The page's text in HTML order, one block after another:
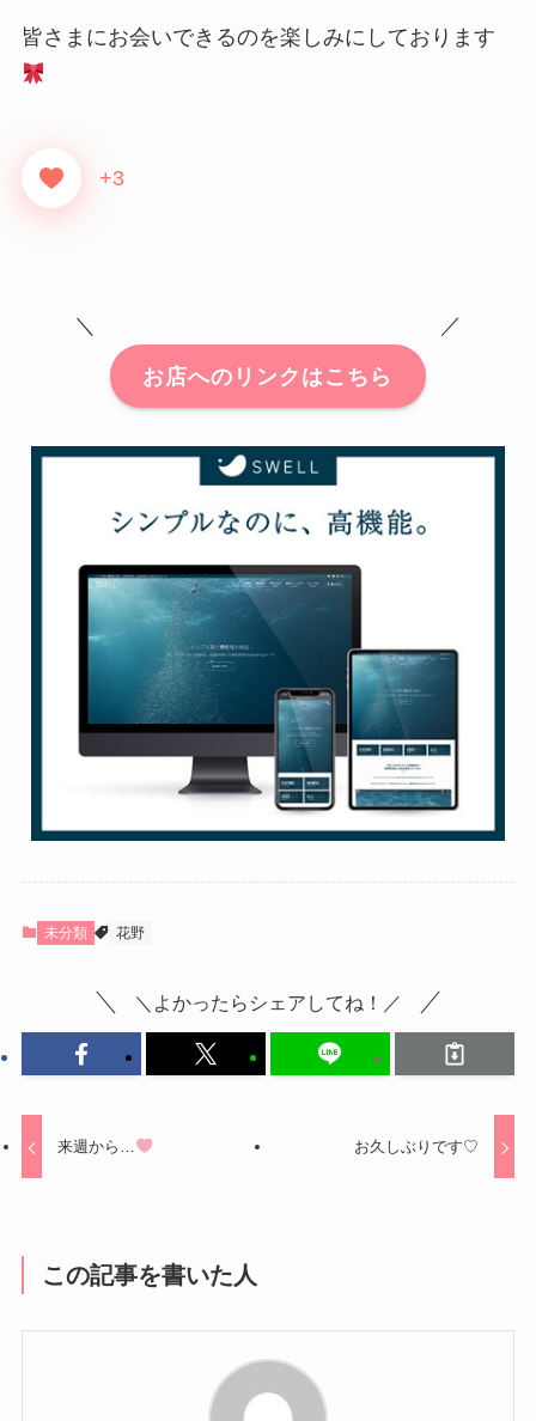
皆さまにお会いできるのを楽しみにしております
+3
＼ ／
お店へのリンクはこちら
未分類 花野
＼よかったらシェアしてね！／
来週から… お久しぶりです♡
この記事を書いた人